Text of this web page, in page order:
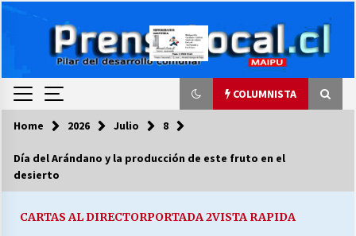
COLUMNISTA
COLUMNISTA
03/08/2026
Home 2026 Julio 8
Día del Arándano y la producción de este fruto en el
desierto
CARTAS AL DIRECTORPORTADA 2VISTA RAPIDA